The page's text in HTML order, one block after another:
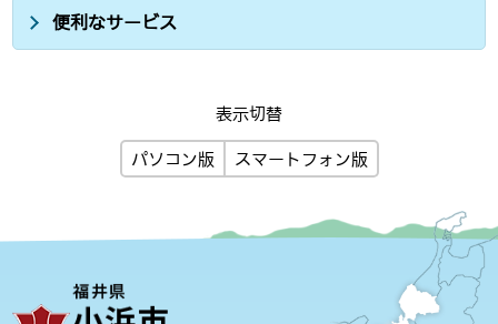
便利なサービス
表示切替
パソコン版 スマートフォン版